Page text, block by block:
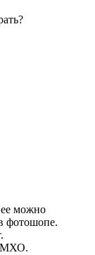
ее можно
фотошопе.